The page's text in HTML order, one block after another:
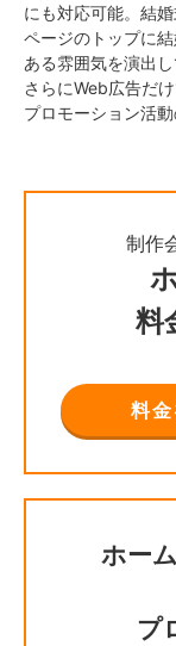
にも対応可能。結
ページのトップに
ある雰囲気を演出し
さらにWeb広告だ
プロモーション活動
制作
料
料
ホー
プ